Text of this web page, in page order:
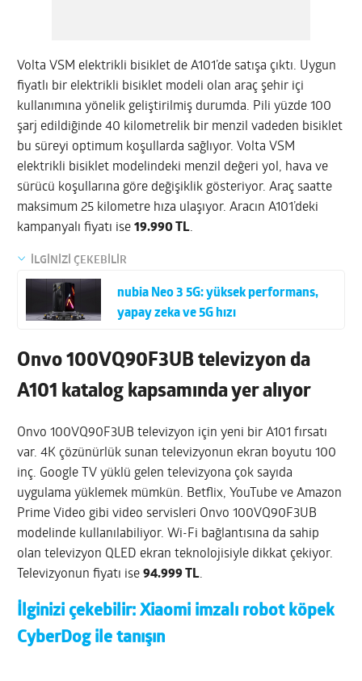
Volta VSM elektrikli bisiklet de A101’de satışa çıktı. Uygun
fiyatlı bir elektrikli bisiklet modeli olan araç şehir içi
kullanımına yönelik geliştirilmiş durumda. Pili yüzde 100
şarj edildiğinde 40 kilometrelik bir menzil vadeden bisiklet
bu süreyi optimum koşullarda sağlıyor. Volta VSM
elektrikli bisiklet modelindeki menzil değeri yol, hava ve
sürücü koşullarına göre değişiklik gösteriyor. Araç saatte
maksimum 25 kilometre hıza ulaşıyor. Aracın A101’deki
kampanyalı fiyatı ise19.990 TL.
İLGİNİZİ ÇEKEBİLİR
nubia Neo 3 5G: yüksek performans,
yapay zeka ve 5G hızı
Onvo 100VQ90F3UB televizyon da
A101 katalog kapsamında yer alıyor
Onvo 100VQ90F3UB televizyon için yeni bir A101 fırsatı
var. 4K çözünürlük sunan televizyonun ekran boyutu 100
inç. Google TV yüklü gelen televizyona çok sayıda
uygulama yüklemek mümkün. Betflix, YouTube ve Amazon
Prime Video gibi video servisleri Onvo 100VQ90F3UB
modelinde kullanılabiliyor. Wi-Fi bağlantısına da sahip
olan televizyon QLED ekran teknolojisiyle dikkat çekiyor.
Televizyonun fiyatı ise94.999 TL.
İlginizi çekebilir:Xiaomi imzalı robot köpek
CyberDog ile tanışın